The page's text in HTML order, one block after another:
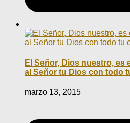
El Señor, Dios nuestro, es
al Señor tu Dios con todo
marzo 13, 2015